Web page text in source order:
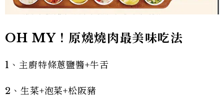
OH MY！原燒燒肉最美味吃法
1、主廚特條蔥鹽醬+牛舌
2、生菜+泡菜+松阪豬